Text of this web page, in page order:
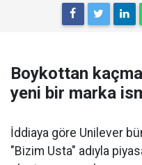
Boykottan
yeni bir marka
İddiaya göre Unilever
"Bizim Usta" adıyla